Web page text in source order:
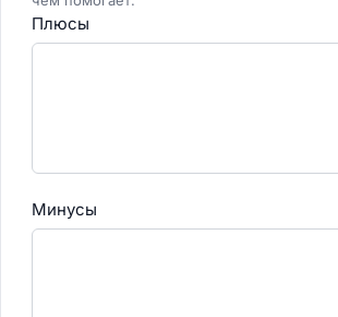
Плюсы
Минусы